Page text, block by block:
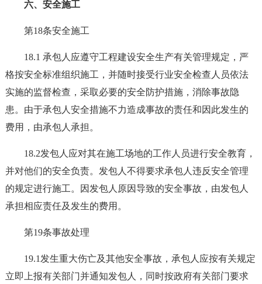
六、安全施工
第18条安全施工
18.1 承包人应遵守工程建设安全生产有关管理规定，严
格按安全标准组织施工，并随时接受行业安全检查人员依法
实施的监督检查，采取必要的安全防护措施，消除事故隐
患。由于承包人安全措施不力造成事故的责任和因此发生的
费用，由承包人承担。
18.2发包人应对其在施工场地的工作人员进行安全教育，
并对他们的安全负责。发包人不得要求承包人违反安全管理
的规定进行施工。因发包人原因导致的安全事故，由发包人
承担相应责任及发生的费用。
第19条事故处理
19.1发生重大伤亡及其他安全事故，承包人应按有关规定
立即上报有关部门并通知发包人，同时按政府有关部门要求